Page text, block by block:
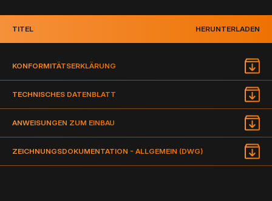
TITEL HERUNTERLADEN
KONFORMITÄTSERKLÄRUNG
TECHNISCHES DATENBLATT
ANWEISUNGEN ZUM EINBAU
ZEICHNUNGSDOKUMENTATION - ALLGEMEIN (DWG)